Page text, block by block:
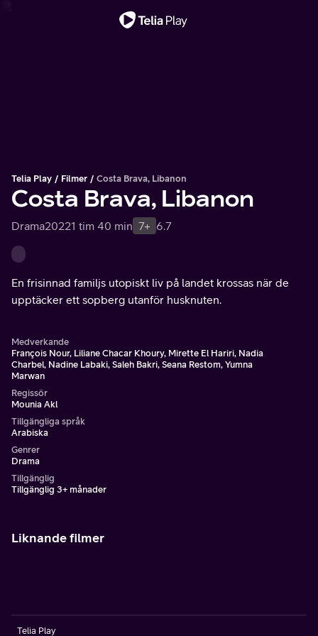
Telia Play Filmer Costa Brava, Libanon
Costa Brava, Libanon
Drama20221 tim 40 min 7+ 6.7
En frisinnad familjs utopiskt liv på landet krossas när de
upptäcker ett sopberg utanför husknuten.
Medverkande
François Nour, Liliane Chacar Khoury, Mirette El Hariri, Nadia
Charbel, Nadine Labaki, Saleh Bakri, Seana Restom, Yumna
Marwan
Regissör
Mounia Akl
Tillgängliga språk
Arabiska
Genrer
Drama
Tillgänglig
Tillgänglig 3+ månader
Liknande filmer
Telia Play